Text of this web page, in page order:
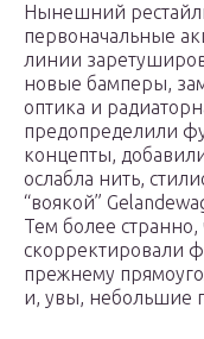
Нынешний
первоначальные
линии
новые бамперы,
оптика и
предопределили
концепты,
ослабла нить,
“воякой”
Тем более
скорректировали
прежнему
и, увы, небольшие